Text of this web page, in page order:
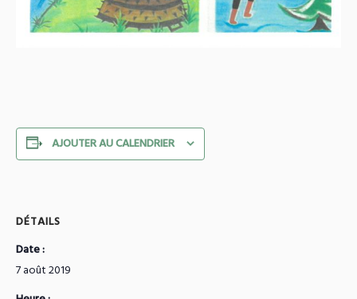
AJOUTER AU CALENDRIER
DÉTAILS
Date :
7 août 2019